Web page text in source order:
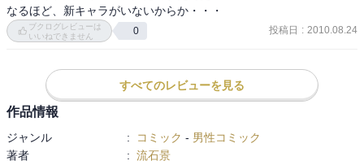
なるほど、新キャラがいないからか・・・
ブクログレビューは
いいねできません
0 投稿日 : 2010.08.24
すべてのレビューを見る
作品情報
ジャンル : コミック - 男性コミック
著者
: 流石景